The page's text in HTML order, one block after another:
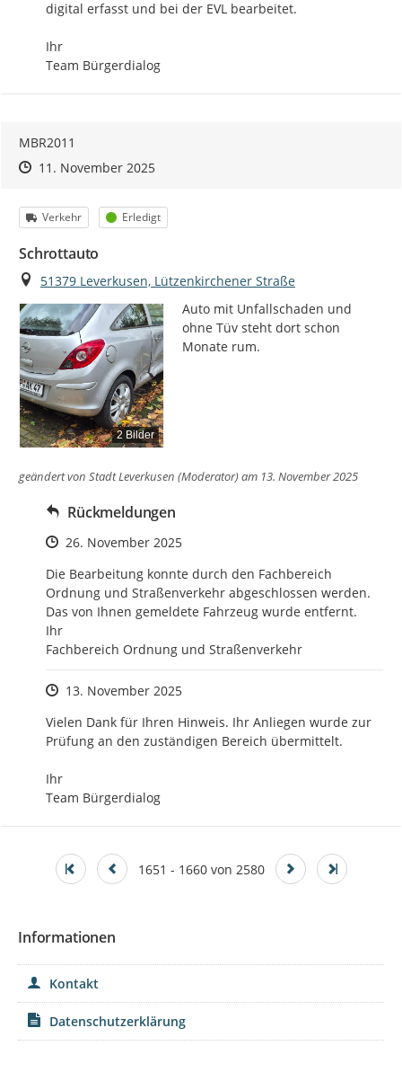
digital erfasst und bei der EVL bearbeitet.
Ihr
Team Bürgerdialog
MBR2011
Zeitpunkt des Erstellens
Zeitpunkt des Erstellens
11. November 2025Zur Äußerung
Kategorie
Verkehr Status
Erledigt
Schrottauto
Ort
51379 Leverkusen, Lützenkirchener Straße
2 Bilder
Auto mit Unfallschaden und
ohne Tüv steht dort schon
Monate rum.
geändert von Stadt Leverkusen (Moderator)am 13. November 2025
Rückmeldungen
Zeitpunkt des Erstellens
26. November 2025
Die Bearbeitung konnte durch den Fachbereich
Ordnung und Straßenverkehr abgeschlossen werden.
Das von Ihnen gemeldete Fahrzeug wurde entfernt.
Ihr
Fachbereich Ordnung und Straßenverkehr
Zeitpunkt des Erstellens
13. November 2025
Vielen Dank für Ihren Hinweis. Ihr Anliegen wurde zur
Prüfung an den zuständigen Bereich übermittelt.
Ihr
Team Bürgerdialog
1651 - 1660 von 2580
Informationen
Kontakt
Datenschutzerklärung